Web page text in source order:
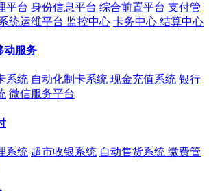
平台 身份信息平台 综合前置平台 支付管
统运维平台 监控中心 卡务中心 结算中心
动服务
系统 自动化制卡系统 现金充值系统 银行
微信服务平台
系统 超市收银系统 自动售货系统 缴费管